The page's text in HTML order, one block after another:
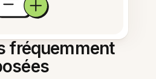
fréquemment